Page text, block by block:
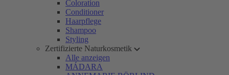
Coloration
Conditioner
Haarpflege
Shampoo
Styling
Zertifizierte Naturkosmetik
Alle anzeigen
MÁDARA